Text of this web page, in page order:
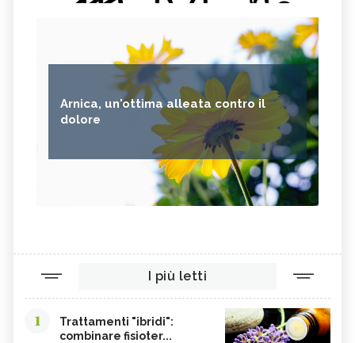
Arnica, un'ottima alleata contro il
dolore
I più letti
1
Trattamenti "ibridi":
combinare fisioter...